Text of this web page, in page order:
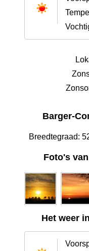
Barger-
Breedtegraad:
Foto's
Het weer